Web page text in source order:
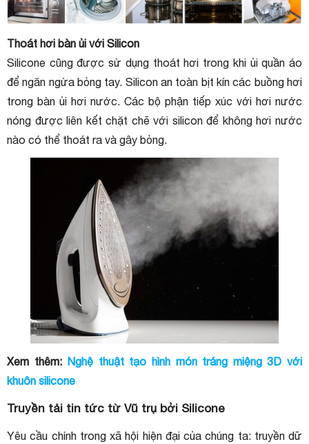
Thoát hơi bàn ủi với Silicon
Silicone cũng được sử dụng thoát hơi trong khi ủi quần áo
để ngăn ngừa bỏng tay. Silicon an toàn bịt kín các buồng hơi
trong bàn ủi hơi nước. Các bộ phận tiếp xúc với hơi nước
nóng được liên kết chặt chẽ với silicon để không hơi nước
nào có thể thoát ra và gây bỏng.
Xem thêm: Nghệ thuật tạo hình món tráng miệng 3D với
khuôn silicone
Truyền tải tin tức từ Vũ trụ bởi Silicone
Yêu cầu chính trong xã hội hiện đại của chúng ta: truyền dữ